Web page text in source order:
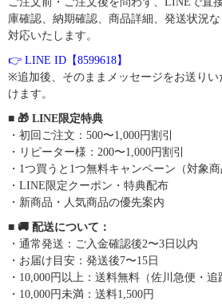
庫確認、納期確認、商品詳細、発送状況
対応いたします。
👉 LINE ID【8599618】
※追加後、そのままメッセージをお送り
けます。
■ 🎁 LINE限定特典
・初回ご注文：500〜1,000円割引
・リピーター様：200〜1,000円割引
・1つ買うと1つ無料キャンペーン（対象商
・LINE限定クーポン・特典配布
・新商品・人気商品の優先案内
■ 🚚 配送について：
・通常発送：ご入金確認後2〜3日以内
・お届け目安：発送後7〜15日
・10,000円以上：送料無料（佐川急便・追
・10,000円未満：送料1,500円